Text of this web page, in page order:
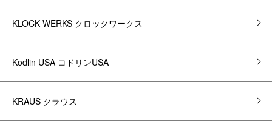
KLOCK WERKS クロックワークス
Kodlin USA コドリンUSA
KRAUS クラウス